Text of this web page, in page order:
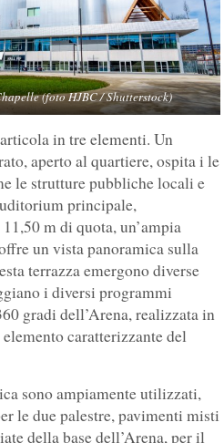
(foto HJBC / Shutterstock)
in tre elementi. Un
aperto al quartiere, ospita i le
le strutture pubbliche locali e
principale,
m di quota, un’ampia
un vista panoramica sulla
terrazza emergono diverse
i diversi programmi
gradi dell’Arena, realizzata in
caratterizzante del
sono ampiamente utilizzati,
le due palestre, pavimenti misti
della base dell’Arena, per il